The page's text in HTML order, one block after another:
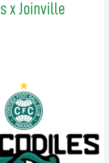
x Joinville